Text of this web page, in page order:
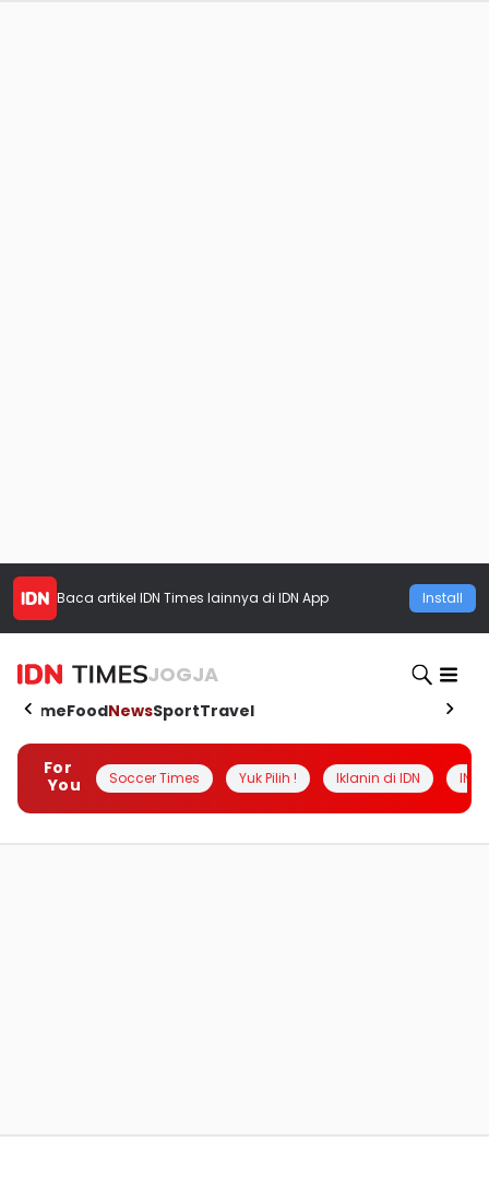
Baca artikel IDN Times lainnya di IDN App Install
JOGJA
HomeFoodNewsSportTravel
For
You
Soccer Times Yuk Pilih ! Iklanin di IDN